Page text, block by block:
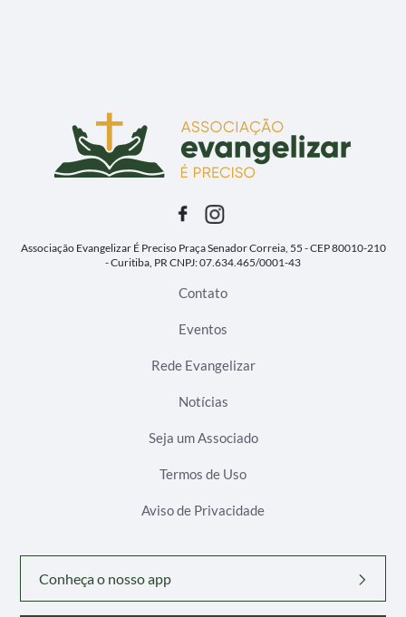
Associação Evangelizar É PrecisoPraça Senador Correia, 55 - CEP 80010-210
- Curitiba, PRCNPJ: 07.634.465/0001-43
Contato
Eventos
Rede Evangelizar
Notícias
Seja um Associado
Termos de Uso
Aviso de Privacidade
Conheça o nosso app